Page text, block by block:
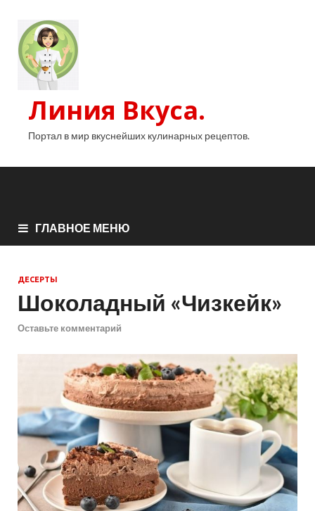
Линия Вкуса.
Портал в мир вкуснейших кулинарных рецептов.
ГЛАВНОЕ МЕНЮ
ДЕСЕРТЫ
Шоколадный «Чизкейк»
Оставьте комментарий